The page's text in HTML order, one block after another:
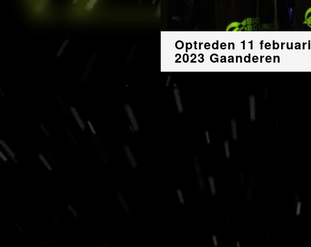
Optreden 11 februari
2023 Gaanderen